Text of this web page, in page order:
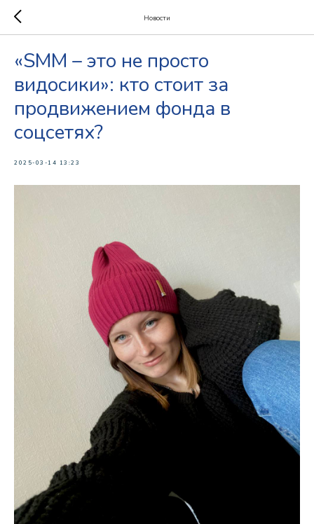
Новости
«SMM – это не просто
видосики»: кто стоит за
продвижением фонда в
соцсетях?
2025-03-14 13:23